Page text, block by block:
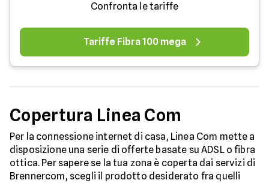
Confronta le tariffe
Tariffe Fibra 100 mega
Copertura Linea Com
Per la connessione internet di casa, Linea Com mette a
disposizione una serie di offerte basate su ADSL o fibra
ottica. Per sapere se la tua zona è coperta dai servizi di
Brennercom, scegli il prodotto desiderato fra quelli